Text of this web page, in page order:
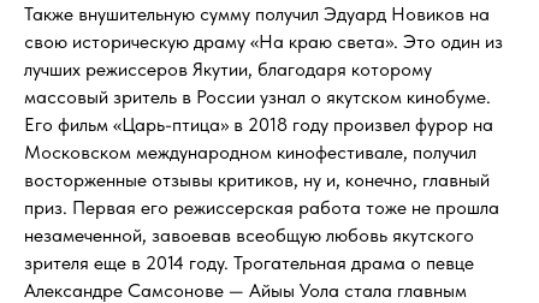
Также внушительную сумму получил Эдуард Новиков на
свою историческую драму «На краю света». Это один из
лучших режиссеров Якутии, благодаря которому
массовый зритель в России узнал о якутском кинобуме.
Его фильм «Царь-птица» в 2018 году произвел фурор на
Московском международном кинофестивале, получил
восторженные отзывы критиков, ну и, конечно, главный
приз. Первая его режиссерская работа тоже не прошла
незамеченной, завоевав всеобщую любовь якутского
зрителя еще в 2014 году. Трогательная драма о певце
Александре Самсонове — Айыы Уола стала главным